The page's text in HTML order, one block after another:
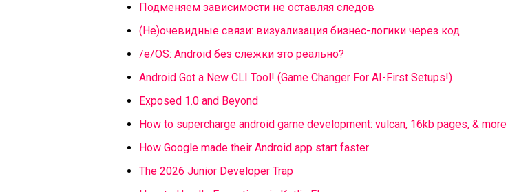
Подменяем зависимости не оставляя следов
(Не)очевидные связи: визуализация бизнес-логики через код
/e/OS: Android без слежки это реально?
Android Got a New CLI Tool! (Game Changer For AI-First Setups!)
Exposed 1.0 and Beyond
How to supercharge android game development: vulcan, 16kb pages, & more
How Google made their Android app start faster
The 2026 Junior Developer Trap